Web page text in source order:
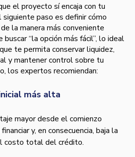
el proyecto sí encaja con tu
siguiente paso es definir cómo
la manera más conveniente
“la opción más fácil”, lo ideal
te permita conservar liquidez,
y mantener control sobre tu
los expertos recomiendan:
más alta
mayor desde el comienzo
y, en consecuencia, baja la
costo total del crédito.